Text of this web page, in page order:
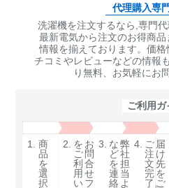
代理購入専
洗濯機を注文するなら,専門
最新電気から注文のお得商
情報を揃えております。価
チコミやレビューなどの情報
り無料、お気軽にお
ご利用ガ
1. 商
品
を
選
択
2. を
ご
利
用
い
お
問
合
せ
フ
3. な
ど
を
連
絡
弊
社
担
当
よ
4. ご
注
文
完
了。
届
け
先
を
ご